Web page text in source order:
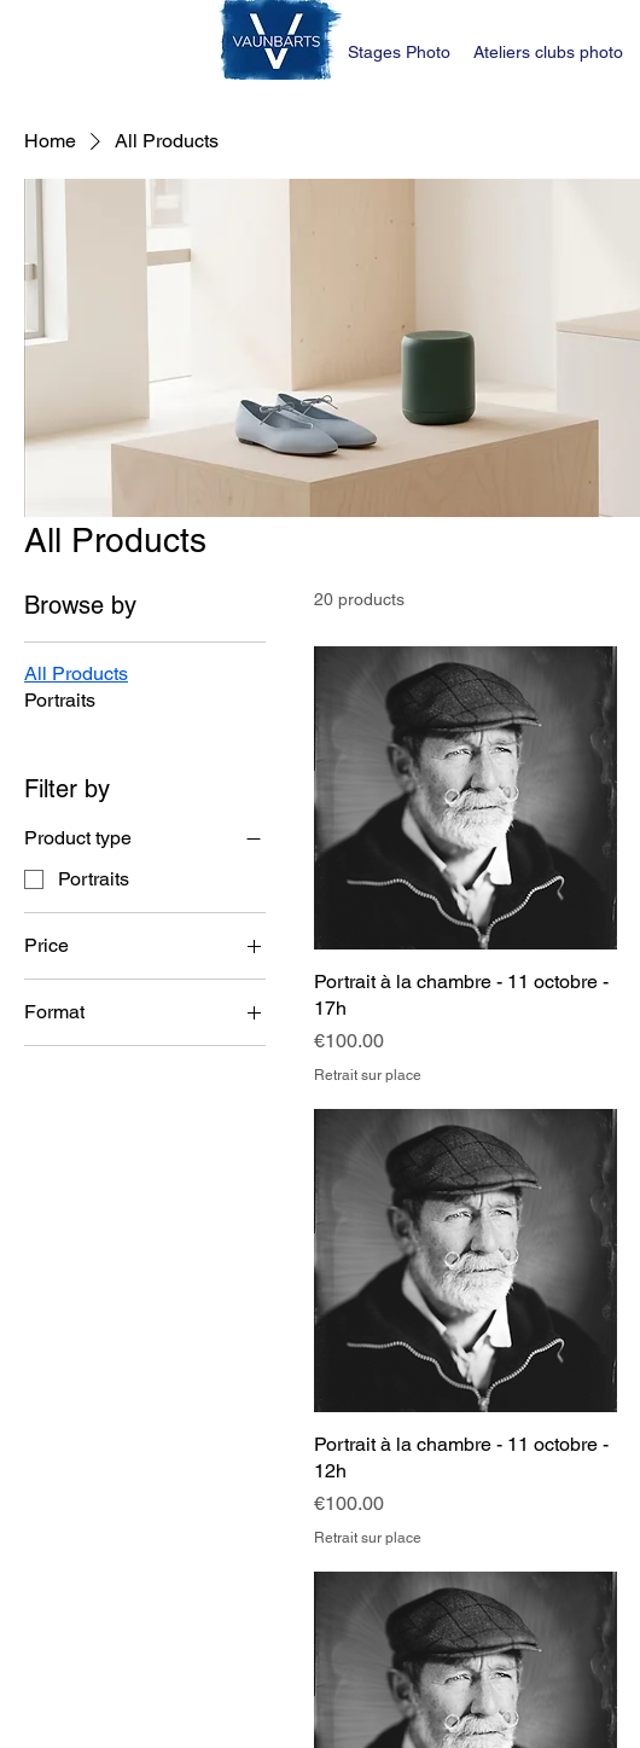
Stages Photo Ateliers clubs photo
Home All Products
All Products
Browse by
All Products
Portraits
Filter by
Product type
Portraits
Price
€100 €250
Format
Format 13x18 cm
20 products
Portrait à la chambre - 11 octobre -
17h
Price
€100.00
Retrait sur place
Portrait à la chambre - 11 octobre -
12h
Price
€100.00
Retrait sur place